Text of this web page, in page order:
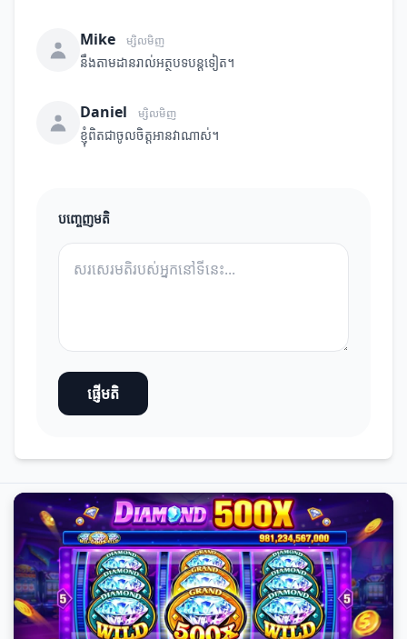
Mike ម្សិលមិញ
នឹងតាមដានរាល់អត្ថបទបន្តទៀត។
Daniel ម្សិលមិញ
ខ្ញុំពិតជាចូលចិត្តអានវាណាស់។
បញ្ចេញមតិ
ផ្ញើមតិ